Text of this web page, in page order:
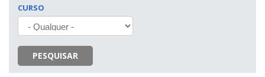
CURSO
PESQUISAR